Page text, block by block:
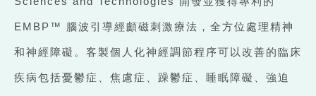
EMBP™ 腦波引導經顱磁刺激療法，全方位處理精神
和神經障礙。客製個人化神經調節程序可以改善的臨床
疾病包括憂鬱症、焦慮症、躁鬱症、睡眠障礙、強迫